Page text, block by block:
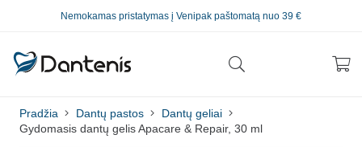
Nemokamas pristatymas į Venipak paštomatą nuo 39 €
Pradžia Dantų pastos
Dantų geliai
Gydomasis dantų gelis Apacare & Repair, 30 ml